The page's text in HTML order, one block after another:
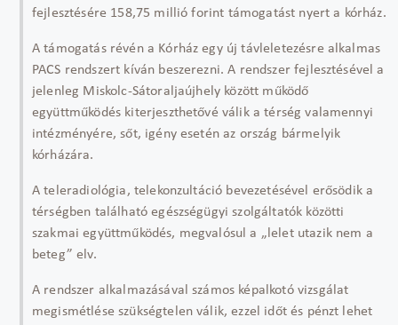
fejlesztésére 158,75 millió forint támogatást nyert a kórház.
A támogatás révén a Kórház egy új távleletezésre alkalmas
PACS rendszert kíván beszerezni. A rendszer fejlesztésével a
jelenleg Miskolc-Sátoraljaújhely között működő
együttműködés kiterjeszthetővé válik a térség valamennyi
intézményére, sőt, igény esetén az ország bármelyik
kórházára.
A teleradiológia, telekonzultáció bevezetésével erősödik a
térségben található egészségügyi szolgáltatók közötti
szakmai együttműködés, megvalósul a „lelet utazik nem a
beteg” elv.
A rendszer alkalmazásával számos képalkotó vizsgálat
megismétlése szükségtelen válik, ezzel időt és pénzt lehet